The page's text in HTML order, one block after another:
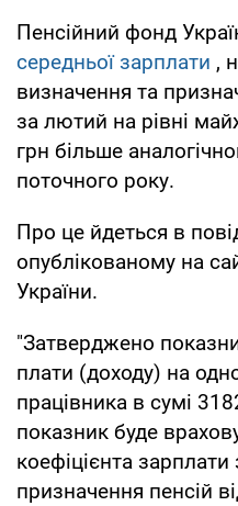
Пенсійний фонд
середньої зарплати ,
визначення та
за лютий на рівні
грн більше
поточного року.
Про це йдеться в
опублікованому на
України.
"Затверджено
плати (доходу) на
працівника в сумі
показник буде
коефіцієнта
призначення пенсій